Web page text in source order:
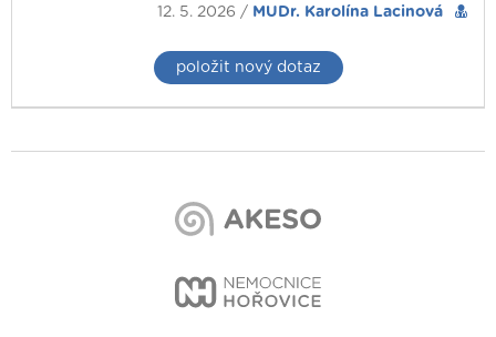
12. 5. 2026 / MUDr. Karolína Lacinová
položit nový dotaz